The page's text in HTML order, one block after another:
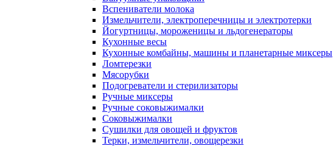
Вспениватели молока
Измельчители, электроперечницы и электротерки
Йогуртницы, мороженицы и льдогенераторы
Кухонные весы
Кухонные комбайны, машины и планетарные миксеры
Ломтерезки
Мясорубки
Подогреватели и стерилизаторы
Ручные миксеры
Ручные соковыжималки
Соковыжималки
Сушилки для овощей и фруктов
Терки, измельчители, овощерезки